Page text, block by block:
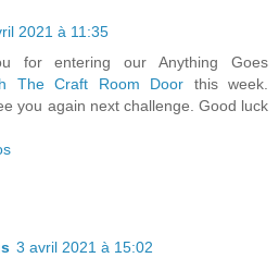
2021 à 11:35
for entering our Anything Goes
The Craft Room Door this week.
you again next challenge. Good luck
3 avril 2021 à 15:02